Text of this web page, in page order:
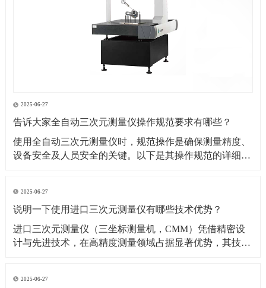
2025-06-27
告诉大家全自动三次元测量仪操作规范要求有哪些？
​使用全自动三次元测量仪时，规范操作是确保测量精度、
设备安全及人员安全的关键。以下是其操作规范的详细要
度控制在 40%~60% RH，避免温度剧烈波动或潮湿导致设
备变形、传感器失灵。防尘与防
2025-06-27
说明一下使用进口三次元测量仪有哪些技术优势？
​进口三次元测量仪（三坐标测量机，CMM）凭借精密设
计与先进技术，在高精度测量领域占据显著优势，其技术
辨率与重复性：进口设备（如德国蔡司、美国 API、日本
2025-06-27